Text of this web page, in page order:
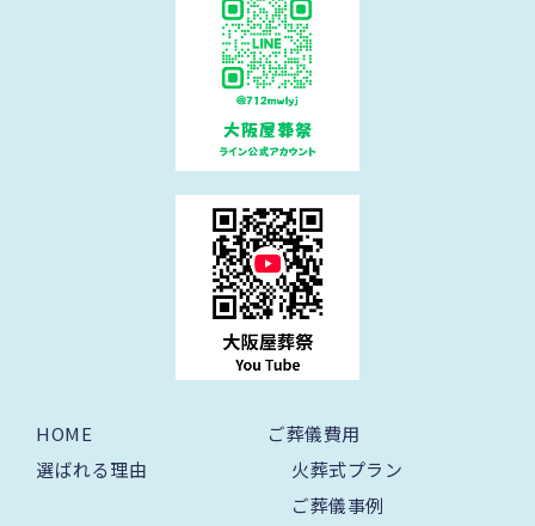
HOME
選ばれる理由
ご葬儀費用
火葬式プラン
ご葬儀事例